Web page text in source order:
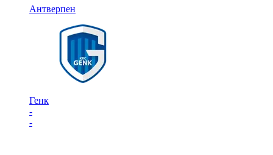
Антверпен
Генк
-
-